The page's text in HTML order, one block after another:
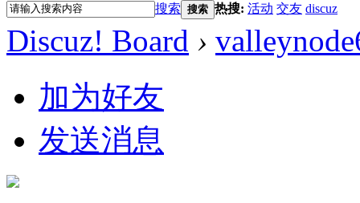
搜索 搜索 热搜: 活动 交友 discuz
Discuz! Board ›
加为好友
发送消息